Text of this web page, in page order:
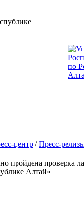
центр /Пресс-
пройдена проверка
Алтай»